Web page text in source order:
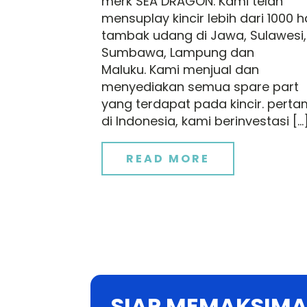
mensuplay kincir lebih dari 1000
tambak udang di Jawa, Sulawesi,
Sumbawa, Lampung dan
Maluku. Kami menjual dan
menyediakan semua spare part
yang terdapat pada kincir.
di Indonesia, kami berinvestasi […]
READ MORE